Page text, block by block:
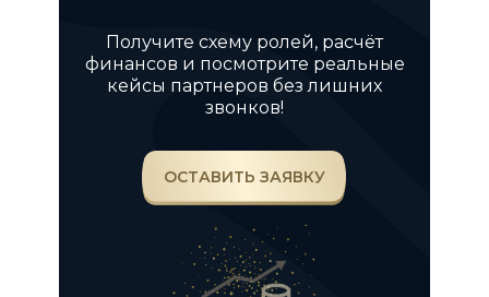
Получите схему ролей, расчёт
финансов и посмотрите реальные
кейсы партнеров без лишних
звонков!
ОСТАВИТЬ ЗАЯВКУ